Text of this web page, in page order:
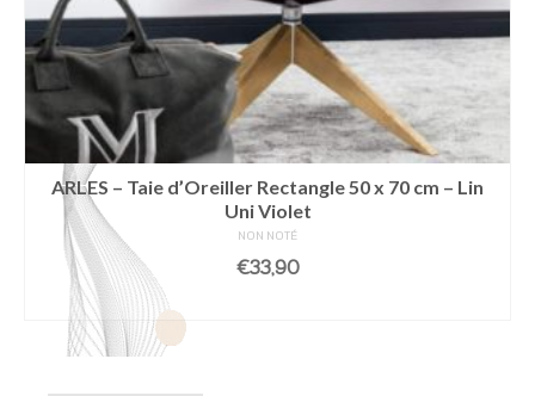
ARLES – Taie d’Oreiller Rectangle 50 x 70 cm – Lin
Uni Violet
NON NOTÉ
€33,90